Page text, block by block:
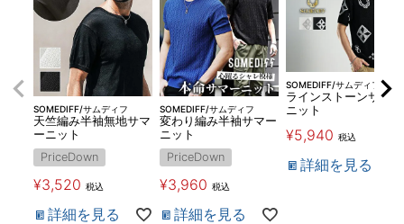
SOMEDIFF/サムディフ
天竺編み半袖無地サマ
ーニット
PriceDown
¥3,520 税込
詳細を見る
SOMEDIFF/サムディフ
変わり編み半袖サマー
ニット
PriceDown
¥3,960 税込
詳細を見る
SOMEDIFF/サムディフ
ラインストーンサマー
ニット
¥5,940 税込
詳細を見る